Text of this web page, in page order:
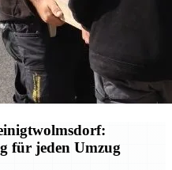
für jeden Umzug